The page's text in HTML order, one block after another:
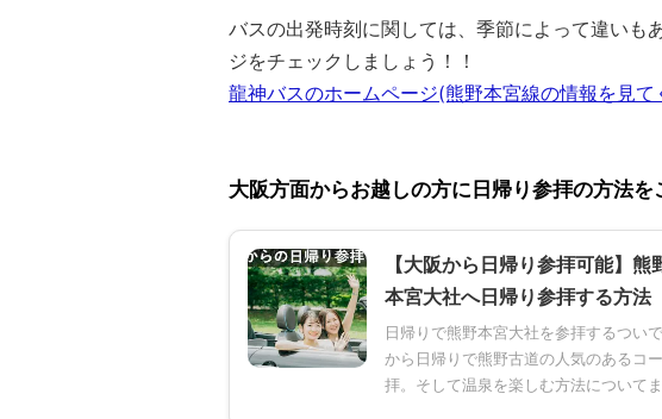
バスの出発時刻に関しては、季節によって違いも
ジをチェックしましょう！！
龍神バスのホームページ(熊野本宮線の情報を見て
大阪方面からお越しの方に日帰り参拝の方法
【大阪から日帰り参拝可能】
本宮大社へ日帰り参拝する方法
日帰りで熊野本宮大社を参拝するつい
から日帰りで熊野古道の人気のあるコ
拝。そして温泉を楽しむ方法について